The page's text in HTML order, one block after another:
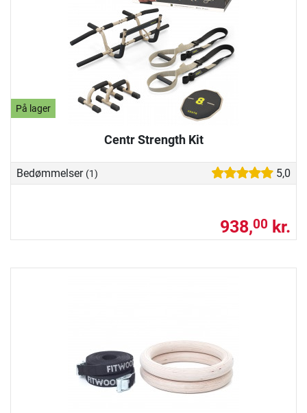
På lager
Centr Strength Kit
Bedømmelser (1) 5,0
938,00 kr.